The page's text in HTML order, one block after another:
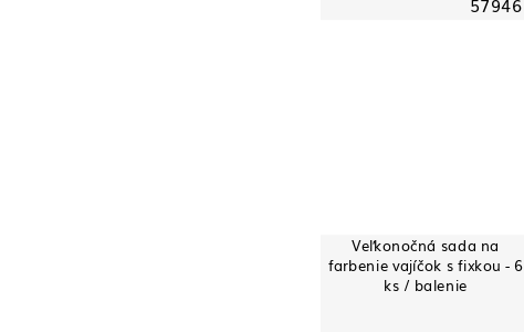
Veľkonočná sada na
farbenie vajíčok s fixkou - 6
ks / balenie